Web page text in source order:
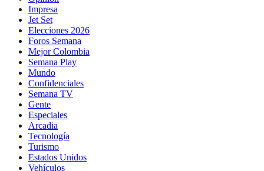
Impresa
Jet Set
Elecciones 2026
Foros Semana
Mejor Colombia
Semana Play
Mundo
Confidenciales
Semana TV
Gente
Especiales
Arcadia
Tecnología
Turismo
Estados Unidos
Vehículos